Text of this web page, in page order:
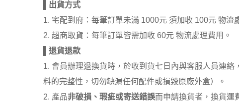
出貨方式
1. 宅配到府：每筆訂單未滿 1000元 須加收 100元 物流
2. 超商取貨：每筆訂單皆需加收 60元 物流處理費用。
退貨退款
1. 會員辦理退換貨時，於收到貨七日內與客服人員連
料的完整性，切勿缺漏任何配件或損毀原廠外盒）。
2. 產品非破損、瑕疵或寄送錯誤而申請換貨者，換貨運